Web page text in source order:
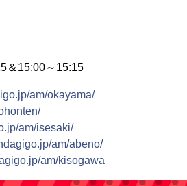
＆15:00～15:15
am/okayama/
am/isesaki/
am/abeno/
am/kisogawa